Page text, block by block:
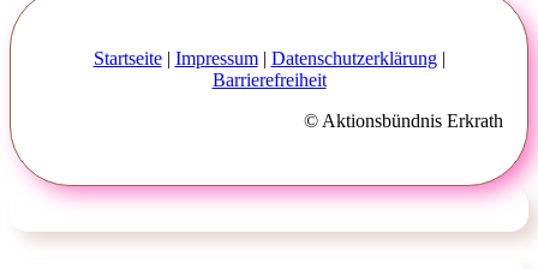
Startseite| Impressum| Datenschutzerklärung|
Barrierefreiheit
© Aktionsbündnis Erkrath